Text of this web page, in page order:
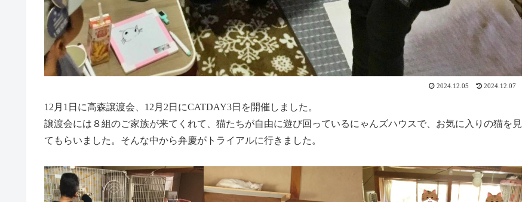
2024.12.05 2024.12.07
12月1日に高森譲渡会、12月2日にCATDAY3日を開催しました。
譲渡会には８組のご家族が来てくれて、猫たちが自由に遊び回っているにゃんズハウスで、お気に入りの猫を見
てもらいました。そんな中から弁慶がトライアルに行きました。